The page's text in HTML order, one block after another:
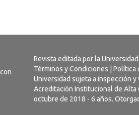
Revista editada por la
Términos y Condiciones
Política
Universidad sujeta a inspección
Acreditación Institucional de Alta
octubre de 2018 - 6 años.